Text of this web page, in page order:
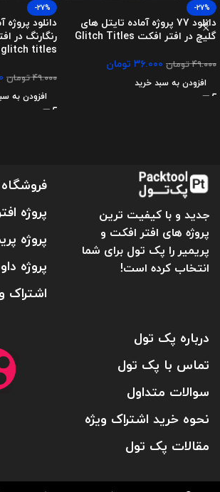
-27%
دانلود 77 پروژه آماده تایتل های
گلیچ در افتر افکت Glitch Titles
۴۹.۰۰۰تومان ۳۶.۰۰۰ تومان
افزودن به سبد خرید
-27%
دانلود
glitch titles
۴۹.۰۰۰تومان
افزودن به
جدید و با کیفیت ترین
پروژه های افتر افکت و
پریمیر را پک تول برای شما
انتخاب کرده است!
پروژه
پروژه
پروژه
اشتراک
درباره پک تول
تماس با پک تول
سوالات متداول
نحوه خرید اشتراک ویژه
مقالات پک تول